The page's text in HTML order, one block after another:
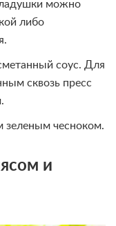
можно
либо
соус. Для
сквозь пресс
зеленым чесноком.
и